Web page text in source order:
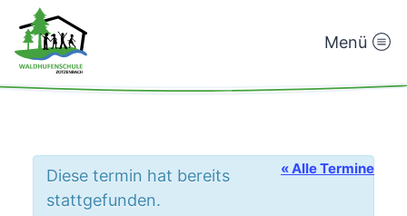
Waldhufenschule
Menü
« Alle Termine
Diese termin hat bereits
stattgefunden.